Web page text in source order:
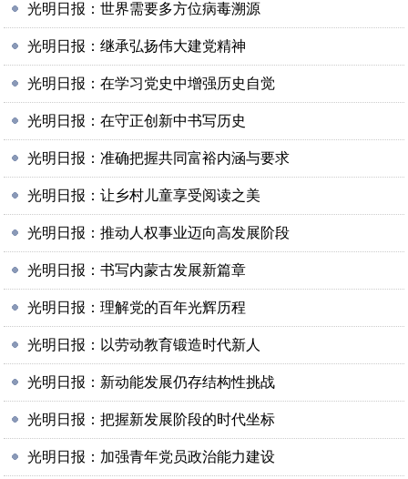
光明日报：世界需要多方位病毒溯源
光明日报：继承弘扬伟大建党精神
光明日报：在学习党史中增强历史自觉
光明日报：在守正创新中书写历史
光明日报：准确把握共同富裕内涵与要求
光明日报：让乡村儿童享受阅读之美
光明日报：推动人权事业迈向高发展阶段
光明日报：书写内蒙古发展新篇章
光明日报：理解党的百年光辉历程
光明日报：以劳动教育锻造时代新人
光明日报：新动能发展仍存结构性挑战
光明日报：把握新发展阶段的时代坐标
光明日报：加强青年党员政治能力建设